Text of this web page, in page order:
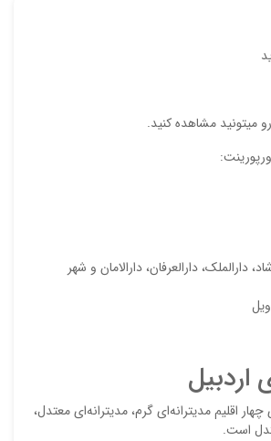
میتونید مشاهده کنید.
دارالملک، دارالعرفان، دارالامان و شهر
اردبیل
اقلیم مدیترانه‌ای گرم، مدیترانه‌ای معتدل،
است.